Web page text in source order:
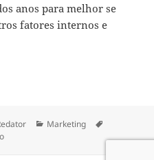
anos para melhor se
fatores internos e
O que é e como aplicar
Categorias
Marketing